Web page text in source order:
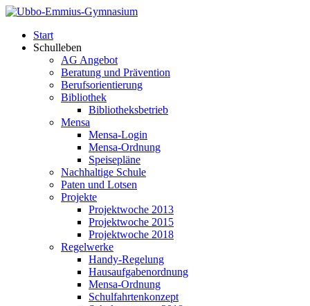
Start
Schulleben
AG Angebot
Beratung und Prävention
Berufsorientierung
Bibliothek
Bibliotheksbetrieb
Mensa
Mensa-Login
Mensa-Ordnung
Speisepläne
Nachhaltige Schule
Paten und Lotsen
Projekte
Projektwoche 2013
Projektwoche 2015
Projektwoche 2018
Regelwerke
Handy-Regelung
Hausaufgabenordnung
Mensa-Ordnung
Schulfahrtenkonzept